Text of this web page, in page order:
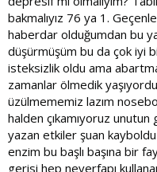
i
bakmalıyız 76 ya 1.
haberdar olduğumdan bu
düşürmüşüm bu da çok iyi
isteksizlik oldu ama
zamanlar ölmedik
üzülmememiz lazım
halden çıkamıyoruz
yazan etkiler şuan
enzim bu başlı başına bir
gerisi hep neverfapı